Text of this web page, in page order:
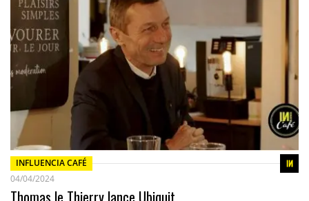
INFLUENCIA CAFÉ
04/04/2024
Thomas le Thierry lance Ubiquit